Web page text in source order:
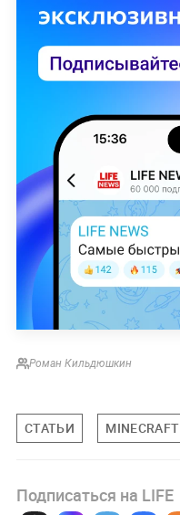
Роман Кильдюшкин
СТАТЬИ MINECRAFT
Подписаться на LIFE